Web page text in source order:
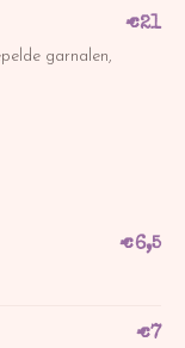
garnalen,
€21
€6,5
€7